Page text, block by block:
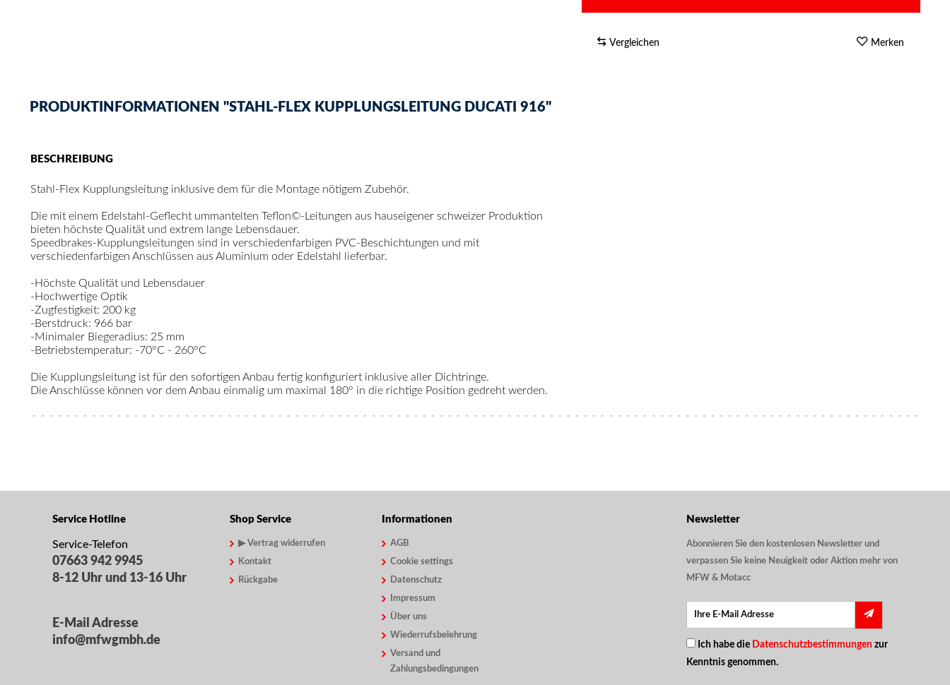
Vergleichen Merken
PRODUKTINFORMATIONEN "STAHL-FLEX KUPPLUNGSLEITUNG DUCATI 916"
BESCHREIBUNG
Stahl-Flex Kupplungsleitung inklusive dem für die Montage nötigem Zubehör.
Die mit einem Edelstahl-Geflecht ummantelten Teflon©-Leitungen aus hauseigener schweizer Produktion
bieten höchste Qualität und extrem lange Lebensdauer.
Speedbrakes-Kupplungsleitungen sind in verschiedenfarbigen PVC-Beschichtungen und mit
verschiedenfarbigen Anschlüssen aus Aluminium oder Edelstahl lieferbar.
-Höchste Qualität und Lebensdauer
-Hochwertige Optik
-Zugfestigkeit: 200 kg
-Berstdruck: 966 bar
-Minimaler Biegeradius: 25 mm
-Betriebstemperatur: -70°C - 260°C
Die Kupplungsleitung ist für den sofortigen Anbau fertig konfiguriert inklusive aller Dichtringe.
Die Anschlüsse können vor dem Anbau einmalig um maximal 180° in die richtige Position gedreht werden.
Service Hotline
Service-Telefon
07663 942 9945
8-12 Uhr und 13-16 Uhr
E-Mail Adresse
info@mfwgmbh.de
Shop Service
▶ Vertrag widerrufen
Kontakt
Rückgabe
Informationen
AGB
Cookie settings
Datenschutz
Impressum
Über uns
Wiederrufsbelehrung
Versand und
Zahlungsbedingungen
Newsletter
Abonnieren Sie den kostenlosen Newsletter und
verpassen Sie keine Neuigkeit oder Aktion mehr von
MFW & Motacc
Ich habe die Datenschutzbestimmungen zur
Kenntnis genommen.